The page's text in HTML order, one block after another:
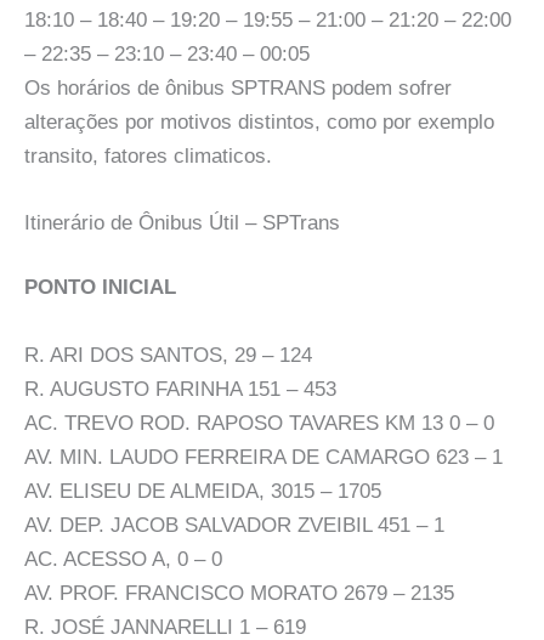
18:10 – 18:40 – 19:20 – 19:55 – 21:00 – 21:20 – 22:00
– 22:35 – 23:10 – 23:40 – 00:05
Os horários de ônibus SPTRANS podem sofrer
alterações por motivos distintos, como por exemplo
transito, fatores climaticos.
Itinerário de Ônibus Útil – SPTrans
PONTO INICIAL
R. ARI DOS SANTOS, 29 – 124
R. AUGUSTO FARINHA 151 – 453
AC. TREVO ROD. RAPOSO TAVARES KM 13 0 – 0
AV. MIN. LAUDO FERREIRA DE CAMARGO 623 – 1
AV. ELISEU DE ALMEIDA, 3015 – 1705
AV. DEP. JACOB SALVADOR ZVEIBIL 451 – 1
AC. ACESSO A, 0 – 0
AV. PROF. FRANCISCO MORATO 2679 – 2135
R. JOSÉ JANNARELLI 1 – 619